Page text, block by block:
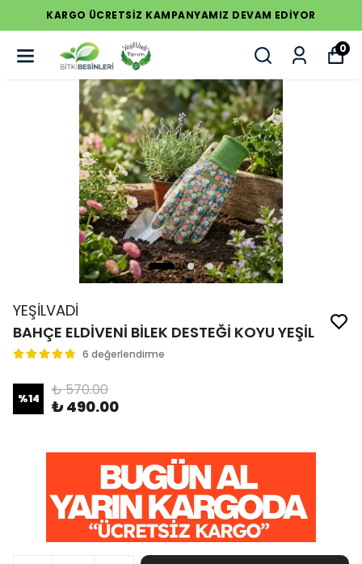
KARGO ÜCRETSİZ KAMPANYAMIZ DEVAM EDİYOR
0
YEŞİLVADİ
BAHÇE ELDİVENİ BİLEK DESTEĞİ KOYU YEŞİL
6 değerlendirme
%14 ₺ 570.00
₺ 490.00